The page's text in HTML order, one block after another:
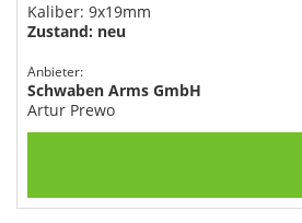
Kaliber: 9x19mm
Zustand: neu
Anbieter:
Schwaben Arms GmbH
Artur Prewo